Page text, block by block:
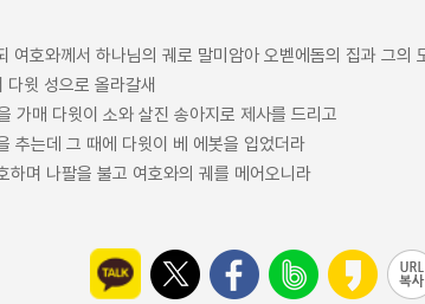
여호와께서 하나님의 궤로 말미암아 오벧에돔의 집과 그의
윗 성으로 올라갈새
가매 다윗이 소와 살진 송아지로 제사를 드리고
추는데 그 때에 다윗이 베 에봇을 입었더라
며 나팔을 불고 여호와의 궤를 메어오니라